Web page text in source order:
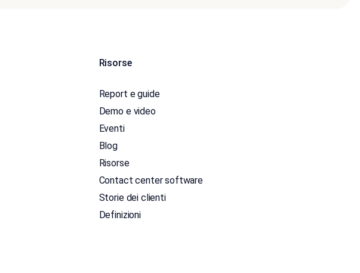
Risorse
Report e guide
Demo e video
Eventi
Blog
Risorse
Contact center software
Storie dei clienti
Definizioni